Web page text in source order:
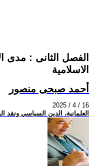
الفصل الثانى : مدى
الاسلامية
أحمد صبحى منصور
2025 / 4 / 16
العلمانية، الدين السياسي ونقد